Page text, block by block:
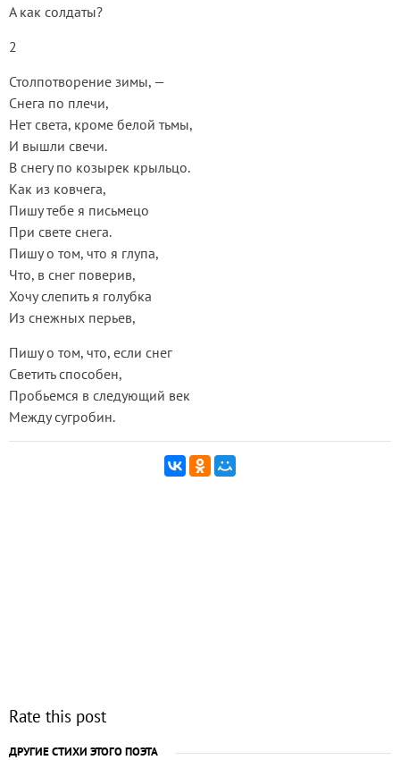
А как солдаты?
2
Столпотворение зимы, —
Снега по плечи,
Нет света, кроме белой тьмы,
И вышли свечи.
В снегу по козырек крыльцо.
Как из ковчега,
Пишу тебе я письмецо
При свете снега.
Пишу о том, что я глупа,
Что, в снег поверив,
Хочу слепить я голубка
Из снежных перьев,
Пишу о том, что, если снег
Светить способен,
Пробьемся в следующий век
Между сугробин.
Rate this post
ДРУГИЕ СТИХИ ЭТОГО ПОЭТА